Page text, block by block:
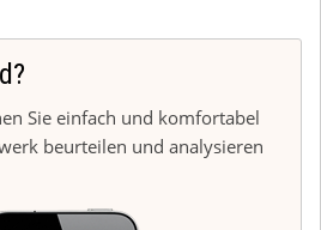
Sie einfach und komfortabel
beurteilen und analysieren